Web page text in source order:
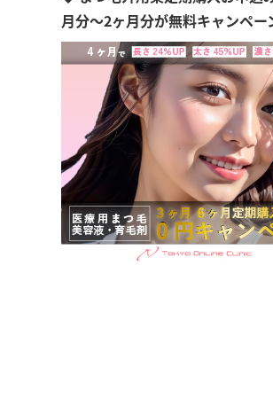
月分～2ヶ月分が無料キャンペー